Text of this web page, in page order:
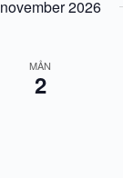
november 2026
MÅN
2